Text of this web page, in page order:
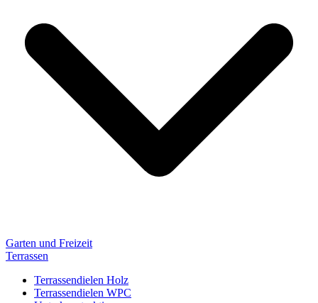
Garten und Freizeit
Terrassen
Terrassendielen Holz
Terrassendielen WPC